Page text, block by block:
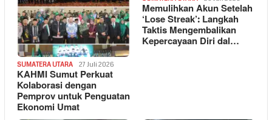
SUMATERA UTARA 27 Juli 2026
KAHMI Sumut Perkuat
Kolaborasi dengan
Pemprov untuk Penguatan
Ekonomi Umat
Memulihkan Akun Setelah
‘Lose Streak’: Langkah
Taktis Mengembalikan
Kepercayaan Diri dal…